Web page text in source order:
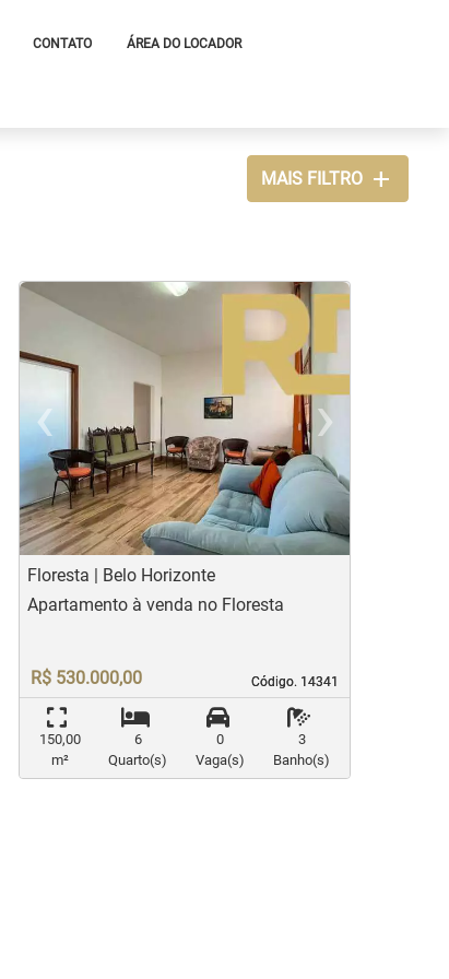
CONTATO ÁREA DO LOCADOR
MAIS FILTRO add
‹
Previous
›
Floresta | Belo Horizonte
Código. 14341
Código. 14341
Apartamento à venda no Floresta
R$ 530.000,00
150,00
m²
6
Quarto(s)
0
Vaga(s)
3
Banho(s)